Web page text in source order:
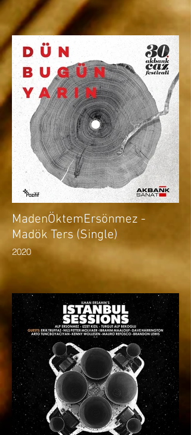
MadenÖktemErsönmez -
Madök Ters (Single)
2020